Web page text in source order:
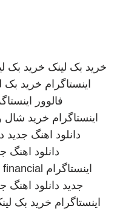
خرید بک لینک خرید بک
اینستاگرام خرید بک
فالوور
اینستاگرام خرید
دانلود اهنگ جدید
دانلود اهنگ
اینستاگرام
جدید دانلود اهنگ
اینستاگرام خرید بک